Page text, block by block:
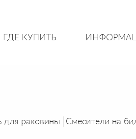
ГДЕ КУПИТЬ
для раковины Смесители на